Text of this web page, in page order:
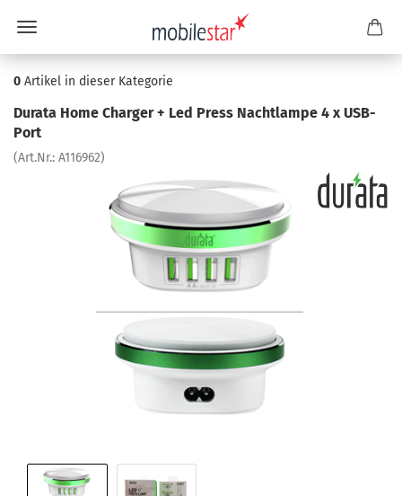
0 Artikel in dieser Kategorie
Du­ra­ta Home Char­ger + Led Press Nacht­lam­pe 4 x USB-​
Port
(Art.Nr.: A116962)